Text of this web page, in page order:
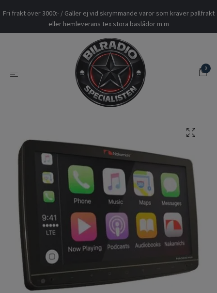
Fri frakt över 3000:- / Gäller ej vid skrymmande varor som kräver pallfrakt
eller hemleverans tex stora baslådor m.m
0